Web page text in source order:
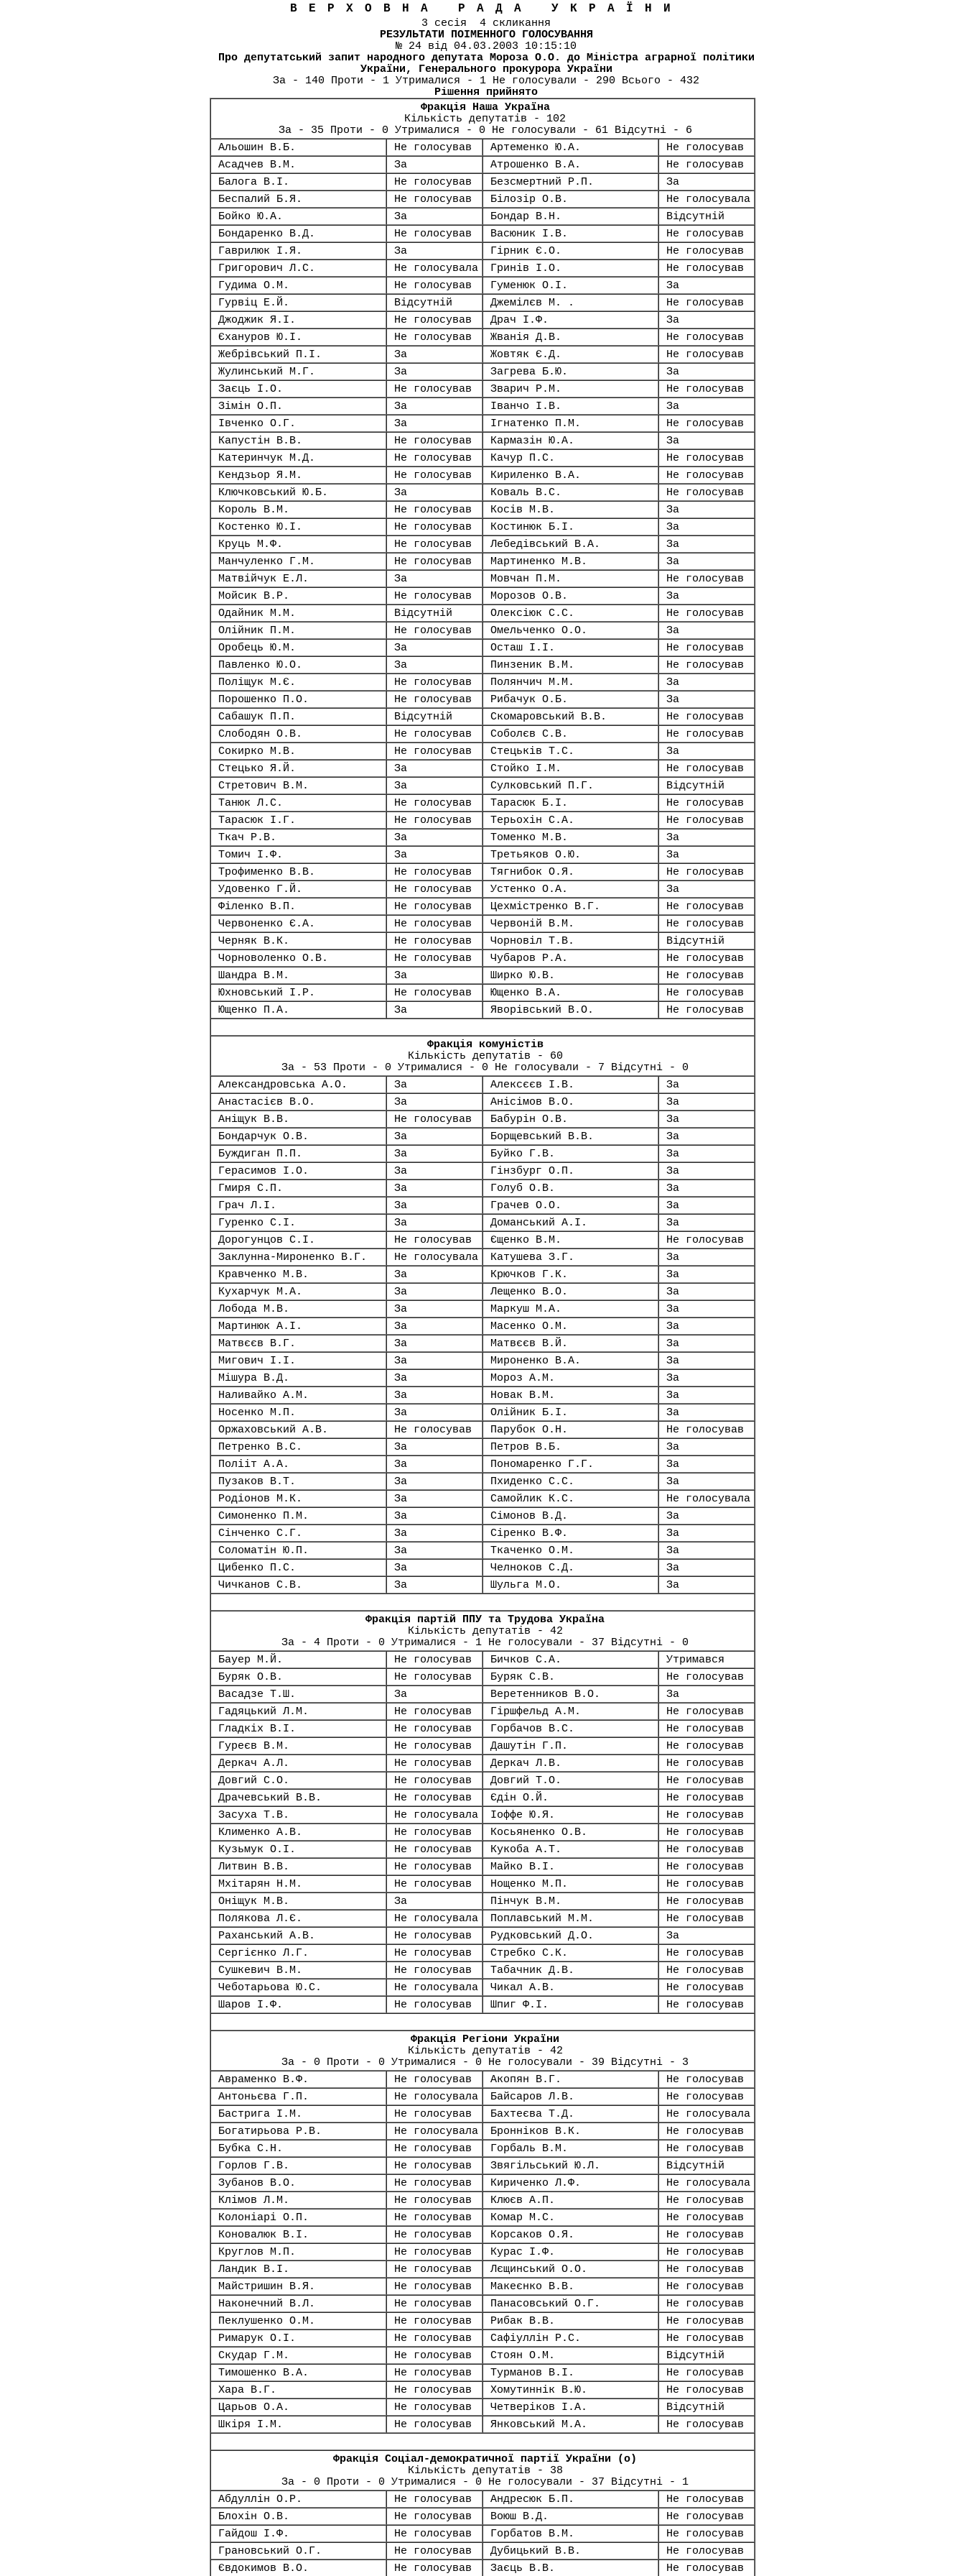
ВЕРХОВНА РАДА УКРАЇНИ
3 сесія 4 скликання
РЕЗУЛЬТАТИ ПОІМЕННОГО ГОЛОСУВАННЯ
№ 24 від 04.03.2003 10:15:10
Про депутатський запит народного депутата Мороза О.О. до Міністра аграрної політики
України, Генерального прокурора України
За - 140 Проти - 1 Утрималися - 1 Не голосували - 290 Всього - 432
Рішення прийнято
Фракція Наша Україна
Кількість депутатів - 102
За - 35 Проти - 0 Утрималися - 0 Не голосували - 61 Відсутні - 6
Альошин В.Б.
Не голосував Артеменко Ю.А.
Не голосував
Асадчев В.М.
За Атрошенко В.А.
Не голосував
Балога В.І.
Не голосував Безсмертний Р.П.
За
Беспалий Б.Я.
Не голосував Білозір О.В.
Не голосувала
Бойко Ю.А.
За Бондар В.Н.
Відсутній
Бондаренко В.Д.
Не голосував Васюник І.В.
Не голосував
Гаврилюк І.Я.
За Гірник Є.О.
Не голосував
Григорович Л.С.
Не голосувала Гринів І.О.
Не голосував
Гудима О.М.
Не голосував Гуменюк О.І.
За
Гурвіц Е.Й.
Відсутній Джемілєв М. .
Не голосував
Джоджик Я.І.
Не голосував Драч І.Ф.
За
Єхануров Ю.І.
Не голосував Жванія Д.В.
Не голосував
Жебрівський П.І.
За Жовтяк Є.Д.
Не голосував
Жулинський М.Г.
За Загрева Б.Ю.
За
Заєць І.О.
Не голосував Зварич Р.М.
Не голосував
Зімін О.П.
За Іванчо І.В.
За
Івченко О.Г.
За Ігнатенко П.М.
Не голосував
Капустін В.В.
Не голосував Кармазін Ю.А.
За
Катеринчук М.Д.
Не голосував Качур П.С.
Не голосував
Кендзьор Я.М.
Не голосував Кириленко В.А.
Не голосував
Ключковський Ю.Б.
За Коваль В.С.
Не голосував
Король В.М.
Не голосував Косів М.В.
За
Костенко Ю.І.
Не голосував Костинюк Б.І.
За
Круць М.Ф.
Не голосував Лебедівський В.А.
За
Манчуленко Г.М.
Не голосував Мартиненко М.В.
За
Матвійчук Е.Л.
За Мовчан П.М.
Не голосував
Мойсик В.Р.
Не голосував Морозов О.В.
За
Одайник М.М.
Відсутній Олексіюк С.С.
Не голосував
Олійник П.М.
Не голосував Омельченко О.О.
За
Оробець Ю.М.
За Осташ І.І.
Не голосував
Павленко Ю.О.
За Пинзеник В.М.
Не голосував
Поліщук М.Є.
Не голосував Полянчич М.М.
За
Порошенко П.О.
Не голосував Рибачук О.Б.
За
Сабашук П.П.
Відсутній Скомаровський В.В.
Не голосував
Слободян О.В.
Не голосував Соболєв С.В.
Не голосував
Сокирко М.В.
Не голосував Стецьків Т.С.
За
Стецько Я.Й.
За Стойко І.М.
Не голосував
Стретович В.М.
За Сулковський П.Г.
Відсутній
Танюк Л.С.
Не голосував Тарасюк Б.І.
Не голосував
Тарасюк І.Г.
Не голосував Терьохін С.А.
Не голосував
Ткач Р.В.
За Томенко М.В.
За
Томич І.Ф.
За Третьяков О.Ю.
За
Трофименко В.В.
Не голосував Тягнибок О.Я.
Не голосував
Удовенко Г.Й.
Не голосував Устенко О.А.
За
Філенко В.П.
Не голосував Цехмістренко В.Г.
Не голосував
Червоненко Є.А.
Не голосував Червоній В.М.
Не голосував
Черняк В.К.
Не голосував Чорновіл Т.В.
Відсутній
Чорноволенко О.В.
Не голосував Чубаров Р.А.
Не голосував
Шандра В.М.
За Ширко Ю.В.
Не голосував
Юхновський І.Р.
Не голосував Ющенко В.А.
Не голосував
Ющенко П.А.
За Яворівський В.О. Не голосував
Фракція комуністів
Кількість депутатів - 60
За - 53 Проти - 0 Утрималися - 0 Не голосували - 7 Відсутні - 0
Александровська А.О.
За Алексєєв І.В.
За
Анастасієв В.О.
За Анісімов В.О.
За
Аніщук В.В.
Не голосував Бабурін О.В.
За
Бондарчук О.В.
За Борщевський В.В.
За
Буждиган П.П.
За Буйко Г.В.
За
Герасимов І.О.
За Гінзбург О.П.
За
Гмиря С.П.
За Голуб О.В.
За
Грач Л.І.
За Грачев О.О.
За
Гуренко С.І.
За Доманський А.І.
За
Дорогунцов С.І.
Не голосував Єщенко В.М.
Не голосував
Заклунна-Мироненко В.Г.
Не голосувала Катушева З.Г.
За
Кравченко М.В.
За Крючков Г.К.
За
Кухарчук М.А.
За Лещенко В.О.
За
Лобода М.В.
За Маркуш М.А.
За
Мартинюк А.І.
За Масенко О.М.
За
Матвєєв В.Г.
За Матвєєв В.Й.
За
Мигович І.І.
За Мироненко В.А.
За
Мішура В.Д.
За Мороз А.М.
За
Наливайко А.М.
За Новак В.М.
За
Носенко М.П.
За Олійник Б.І.
За
Оржаховський А.В.
Не голосував Парубок О.Н.
Не голосував
Петренко В.С.
За Петров В.Б.
За
Полііт А.А.
За Пономаренко Г.Г.
За
Пузаков В.Т.
За Пхиденко С.С.
За
Родіонов М.К.
За Самойлик К.С.
Не голосувала
Симоненко П.М.
За Сімонов В.Д.
За
Сінченко С.Г.
За Сіренко В.Ф.
За
Соломатін Ю.П.
За Ткаченко О.М.
За
Цибенко П.С.
За Челноков С.Д.
За
Чичканов С.В.
За Шульга М.О. За
Фракція партій ППУ та Трудова Україна
Кількість депутатів - 42
За - 4 Проти - 0 Утрималися - 1 Не голосували - 37 Відсутні - 0
Бауер М.Й.
Не голосував Бичков С.А.
Утримався
Буряк О.В.
Не голосував Буряк С.В.
Не голосував
Васадзе Т.Ш.
За Веретенников В.О.
За
Гадяцький Л.М.
Не голосував Гіршфельд А.М.
Не голосував
Гладкіх В.І.
Не голосував Горбачов В.С.
Не голосував
Гуреєв В.М.
Не голосував Дашутін Г.П.
Не голосував
Деркач А.Л.
Не голосував Деркач Л.В.
Не голосував
Довгий С.О.
Не голосував Довгий Т.О.
Не голосував
Драчевський В.В.
Не голосував Єдін О.Й.
Не голосував
Засуха Т.В.
Не голосувала Іоффе Ю.Я.
Не голосував
Клименко А.В.
Не голосував Косьяненко О.В.
Не голосував
Кузьмук О.І.
Не голосував Кукоба А.Т.
Не голосував
Литвин В.В.
Не голосував Майко В.І.
Не голосував
Мхітарян Н.М.
Не голосував Нощенко М.П.
Не голосував
Оніщук М.В.
За Пінчук В.М.
Не голосував
Полякова Л.Є.
Не голосувала Поплавський М.М.
Не голосував
Раханський А.В.
Не голосував Рудковський Д.О.
За
Сергієнко Л.Г.
Не голосував Стребко С.К.
Не голосував
Сушкевич В.М.
Не голосував Табачник Д.В.
Не голосував
Чеботарьова Ю.С.
Не голосувала Чикал А.В.
Не голосував
Шаров І.Ф.
Не голосував Шпиг Ф.І. Не голосував
Фракція Регіони України
Кількість депутатів - 42
За - 0 Проти - 0 Утрималися - 0 Не голосували - 39 Відсутні - 3
Авраменко В.Ф.
Не голосував Акопян В.Г.
Не голосував
Антоньєва Г.П.
Не голосувала Байсаров Л.В.
Не голосував
Бастрига І.М.
Не голосував Бахтеєва Т.Д.
Не голосувала
Богатирьова Р.В.
Не голосувала Бронніков В.К.
Не голосував
Бубка С.Н.
Не голосував Горбаль В.М.
Не голосував
Горлов Г.В.
Не голосував Звягільський Ю.Л.
Відсутній
Зубанов В.О.
Не голосував Кириченко Л.Ф.
Не голосувала
Клімов Л.М.
Не голосував Клюєв А.П.
Не голосував
Колоніарі О.П.
Не голосував Комар М.С.
Не голосував
Коновалюк В.І.
Не голосував Корсаков О.Я.
Не голосував
Круглов М.П.
Не голосував Курас І.Ф.
Не голосував
Ландик В.І.
Не голосував Лєщинський О.О.
Не голосував
Майстришин В.Я.
Не голосував Макеєнко В.В.
Не голосував
Наконечний В.Л.
Не голосував Панасовський О.Г.
Не голосував
Пеклушенко О.М.
Не голосував Рибак В.В.
Не голосував
Римарук О.І.
Не голосував Сафіуллін Р.С.
Не голосував
Скудар Г.М.
Не голосував Стоян О.М.
Відсутній
Тимошенко В.А.
Не голосував Турманов В.І.
Не голосував
Хара В.Г.
Не голосував Хомутиннік В.Ю.
Не голосував
Царьов О.А.
Не голосував Четверіков І.А.
Відсутній
Шкіря І.М.
Не голосував Янковський М.А. Не голосував
Фракція Соціал-демократичної партії України (о)
Кількість депутатів - 38
За - 0 Проти - 0 Утрималися - 0 Не голосували - 37 Відсутні - 1
Абдуллін О.Р.
Не голосував Андресюк Б.П.
Не голосував
Блохін О.В.
Не голосував Воюш В.Д.
Не голосував
Гайдош І.Ф.
Не голосував Горбатов В.М.
Не голосував
Грановський О.Г.
Не голосував Дубицький В.В.
Не голосував
Євдокимов В.О.
Не голосував Заєць В.В. Не голосував